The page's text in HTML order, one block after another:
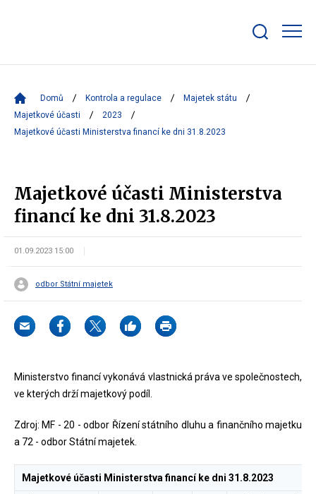
bar
Domů Kontrola a regulace
Majetek státu
Majetkové účasti
2023
Majetkové účasti Ministerstva financí ke dni 31.8.2023
Majetkové účasti Ministerstva
financí ke dni 31.8.2023
01.09.2023 15:00
odbor Státní majetek
Ministerstvo financí vykonává vlastnická práva ve společnostech,
ve kterých drží majetkový podíl.
Zdroj: MF - 20 - odbor Řízení státního dluhu a finančního majetku
a 72 - odbor Státní majetek.
Majetkové účasti Ministerstva financí ke dni 31.8.2023